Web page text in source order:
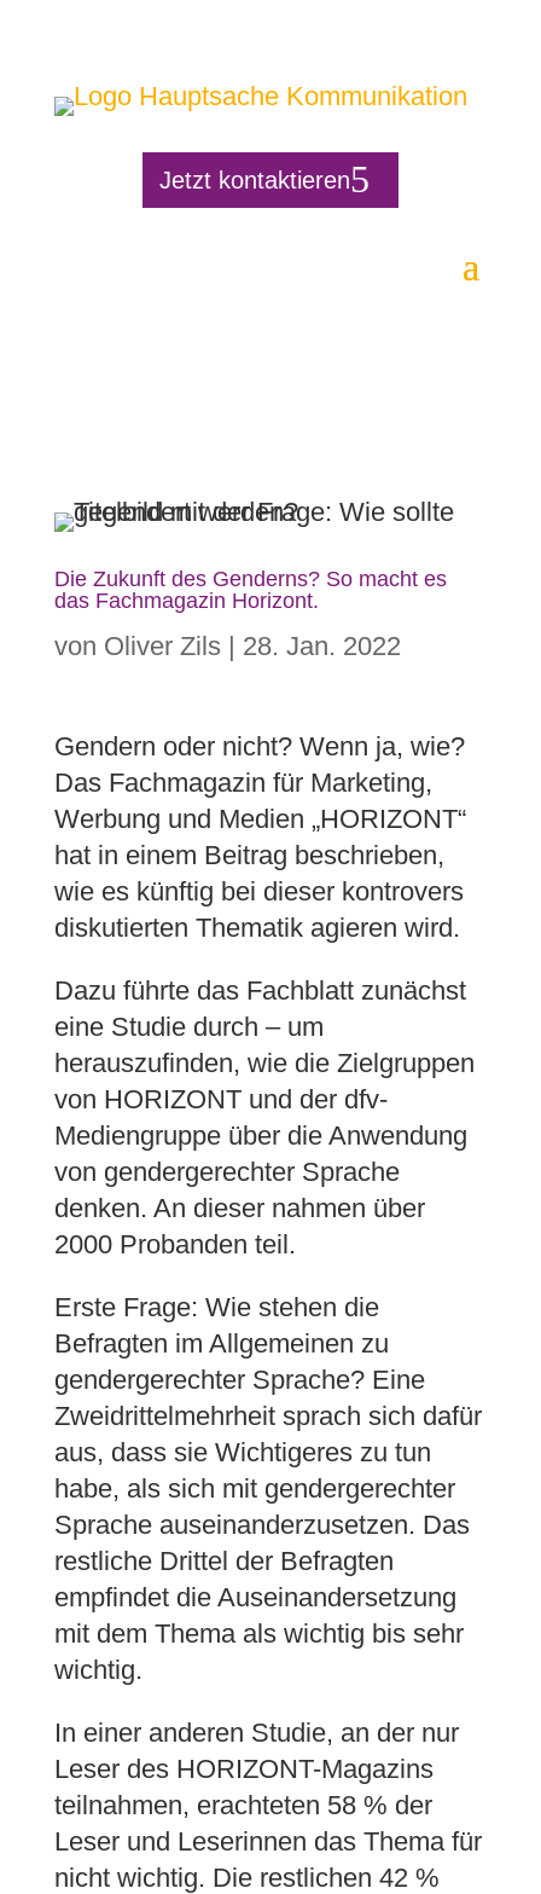
Jetzt kontaktieren
Die Zukunft des Genderns? So macht es
das Fachmagazin Horizont.
von Oliver Zils| 28. Jan. 2022
Gendern oder nicht? Wenn ja, wie?
Das Fachmagazin für Marketing,
Werbung und Medien „HORIZONT“
hat in einem Beitrag beschrieben,
wie es künftig bei dieser kontrovers
diskutierten Thematik agieren wird.
Dazu führte das Fachblatt zunächst
eine Studie durch – um
herauszufinden, wie die Zielgruppen
von HORIZONT und der dfv-
Mediengruppe über die Anwendung
von gendergerechter Sprache
denken. An dieser nahmen über
2000 Probanden teil.
Erste Frage: Wie stehen die
Befragten im Allgemeinen zu
gendergerechter Sprache? Eine
Zweidrittelmehrheit sprach sich dafür
aus, dass sie Wichtigeres zu tun
habe, als sich mit gendergerechter
Sprache auseinanderzusetzen. Das
restliche Drittel der Befragten
empfindet die Auseinandersetzung
mit dem Thema als wichtig bis sehr
wichtig.
In einer anderen Studie, an der nur
Leser des HORIZONT-Magazins
teilnahmen, erachteten 58 % der
Leser und Leserinnen das Thema für
nicht wichtig. Die restlichen 42 %